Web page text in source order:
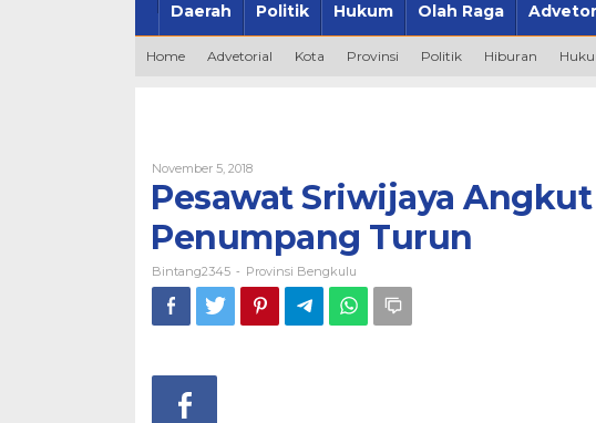
Daerah Politik Hukum Olah Raga
Home Advetorial Kota Provinsi Politik Hiburan
November 5, 2018Oleh
Bintang2345
Pesawat Sriwijaya
Penumpang Turun
Bintang2345 - Provinsi Bengkulu